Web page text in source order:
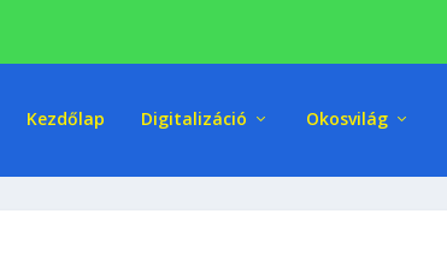
Kezdőlap Digitalizáció Okosvilág